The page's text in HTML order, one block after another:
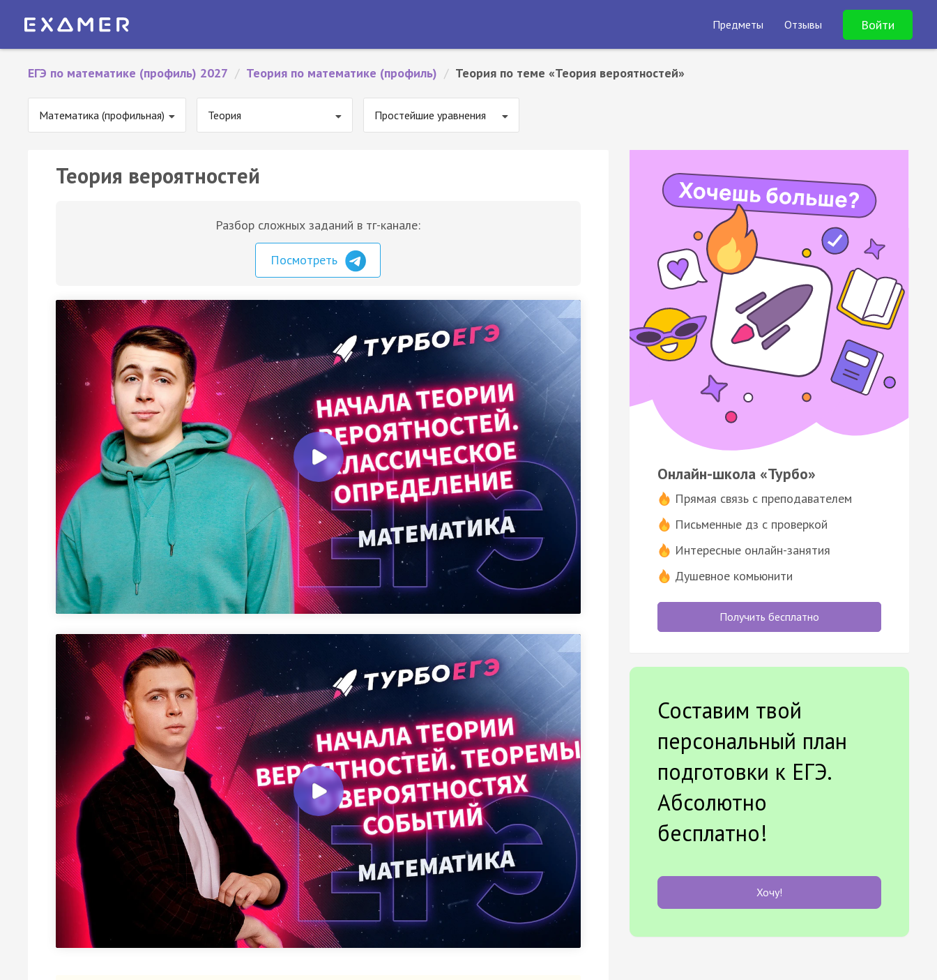
Предметы Отзывы Войти
ЕГЭ по математике (профиль) 2027 / Теория по математике (профиль) / Теория по теме «Теория вероятностей»
Математика (профильная) Теория Простейшие уравнения
Теория вероятностей
Разбор сложных заданий в тг-канале:
Посмотреть
Онлайн-школа «Турбо»
Прямая связь с преподавателем
Письменные дз с проверкой
Интересные онлайн-занятия
Душевное комьюнити
Получить бесплатно
Составим твой
персональный план
подготовки к ЕГЭ.
Абсолютно
бесплатно!
Хочу!